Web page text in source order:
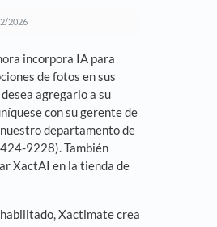
2026
incorpora IA para
de fotos en sus
agregarlo a su
con su gerente de
departamento de
9228). También
XactAI en la tienda de
Xactimate crea